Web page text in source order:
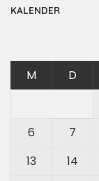
KALENDER
M D
6
7
13
14